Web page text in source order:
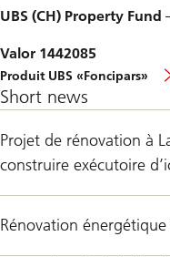
UBS (CH) Property Fund
Valor 1442085
Produit UBS «Foncipars»
Short news
Projet de rénovation à
construire exécutoire
Rénovation